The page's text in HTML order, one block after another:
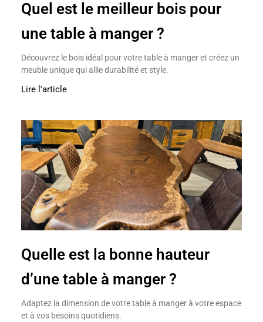
Quel est le meilleur bois pour
une table à manger ?
Découvrez le bois idéal pour votre table à manger et créez un
meuble unique qui allie durabilité et style.
Lire l'article
Quelle est la bonne hauteur
d’une table à manger ?
Adaptez la dimension de votre table à manger à votre espace
et à vos besoins quotidiens.